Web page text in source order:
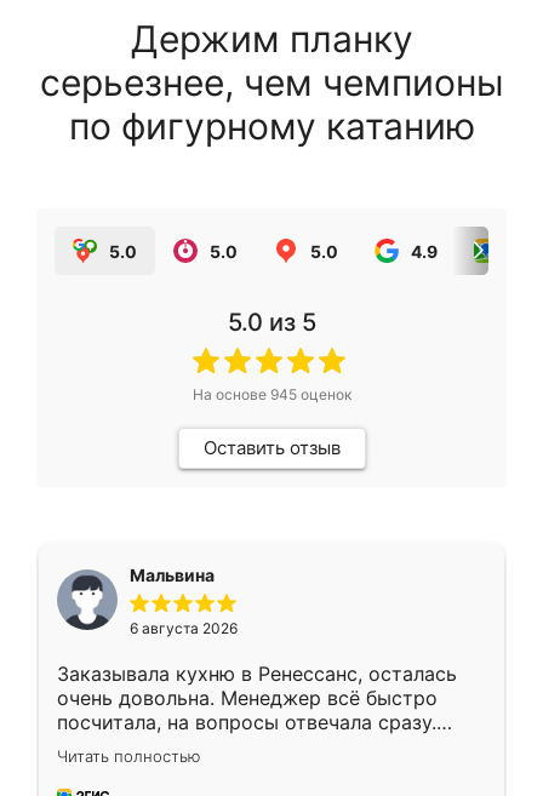
Держим планку
серьезнее, чем чемпионы
по фигурному катанию
5.0 5.0 5.0 4.9
5.0 из 5
На основе 945оценок
Оставить отзыв
Мальвина
6 августа 2026
Заказывала кухню в Ренессанс, осталась
очень довольна. Менеджер всё быстро
посчитала, на вопросы отвечала сразу.
Замерщик приехал в субботу, подошёл к
делу со всей ответственностью. Собрали
Читать полностью